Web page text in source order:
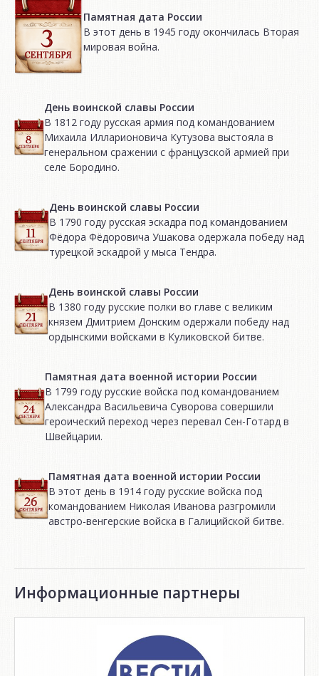
Памятная дата России
В этот день в 1945 году окончилась Вторая
мировая война.
День воинской славы России
В 1812 году русская армия под командованием
Михаила Илларионовича Кутузова выстояла в
генеральном сражении с французской армией при
селе Бородино.
День воинской славы России
В 1790 году русская эскадра под командованием
Фёдора Фёдоровича Ушакова одержала победу над
турецкой эскадрой у мыса Тендра.
День воинской славы России
В 1380 году русские полки во главе с великим
князем Дмитрием Донским одержали победу над
ордынскими войсками в Куликовской битве.
Памятная дата военной истории России
В 1799 году русские войска под командованием
Александра Васильевича Суворова совершили
героический переход через перевал Сен-Готард в
Швейцарии.
Памятная дата военной истории России
В этот день в 1914 году русские войска под
командованием Николая Иванова разгромили
австро-венгерские войска в Галицийской битве.
Информационные партнеры